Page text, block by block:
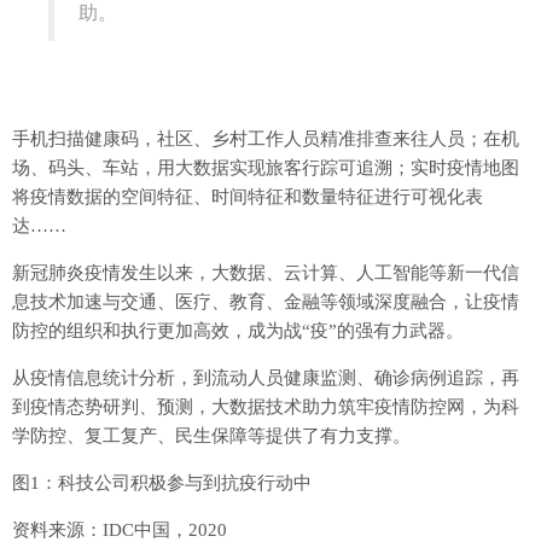
助。
手机扫描健康码，社区、乡村工作人员精准排查来往人员；在机
场、码头、车站，用大数据实现旅客行踪可追溯；实时疫情地图
将疫情数据的空间特征、时间特征和数量特征进行可视化表
达……
新冠肺炎疫情发生以来，大数据、云计算、人工智能等新一代信
息技术加速与交通、医疗、教育、金融等领域深度融合，让疫情
防控的组织和执行更加高效，成为战“疫”的强有力武器。
从疫情信息统计分析，到流动人员健康监测、确诊病例追踪，再
到疫情态势研判、预测，大数据技术助力筑牢疫情防控网，为科
学防控、复工复产、民生保障等提供了有力支撑。
图1：科技公司积极参与到抗疫行动中
资料来源：IDC中国，2020